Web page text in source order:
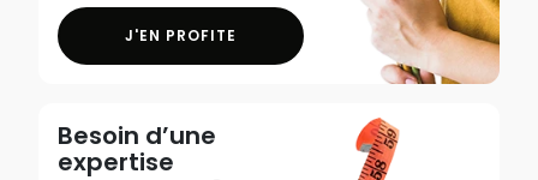
J'EN PROFITE
Besoin d’une
expertise